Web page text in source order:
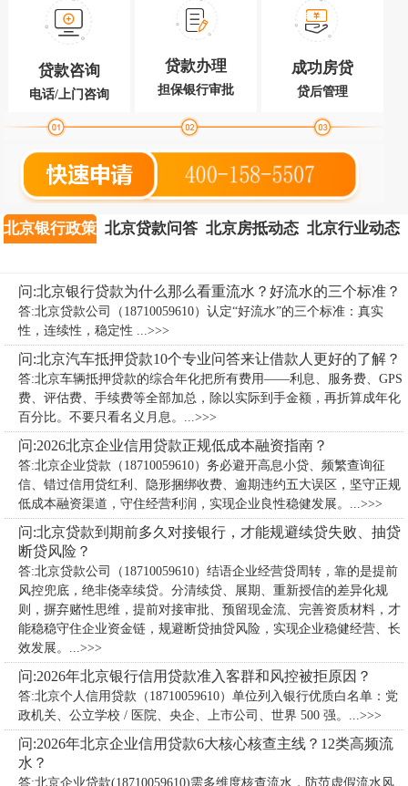
贷款咨询
电话/上门咨询
贷款办理
担保银行审批
成功房贷
贷后管理
北京银行政策 北京贷款问答 北京房抵动态 北京行业动态
问:北京银行贷款为什么那么看重流水？好流水的三个标准？
答:北京贷款公司（18710059610）认定“好流水”的三个标准：真实
性，连续性，稳定性 ...>>>
问:北京汽车抵押贷款10个专业问答来让借款人更好的了解？
答:北京车辆抵押贷款的综合年化把所有费用——利息、服务费、GPS
费、评估费、手续费等全部加总，除以实际到手金额，再折算成年化
百分比。不要只看名义月息。...>>>
问:2026北京企业信用贷款正规低成本融资指南？
答:北京企业贷款（18710059610）务必避开高息小贷、频繁查询征
信、错过信用贷红利、隐形捆绑收费、逾期违约五大误区，坚守正规
低成本融资渠道，守住经营利润，实现企业良性稳健发展。...>>>
问:北京贷款到期前多久对接银行，才能规避续贷失败、抽贷
断贷风险？
答:北京贷款公司（18710059610）​结语企业经营贷周转，靠的是提前
风控兜底，绝非侥幸续贷。分清续贷、展期、重新授信的差异化规
则，摒弃赌性思维，提前对接审批、预留现金流、完善资质材料，才
能稳稳守住企业资金链，规避断贷抽贷风险，实现企业稳健经营、长
效发展。...>>>
问:2026年北京银行信用贷款准入客群和风控被拒原因？
答:北京个人信用贷款（18710059610）单位列入银行优质白名单：党
政机关、公立学校 / 医院、央企、上市公司、世界 500 强。...>>>
问:2026年北京企业信用贷款6大核心核查主线？12类高频流
水？
答:北京企业贷款(18710059610)需多维度核查流水，防范虚假流水风